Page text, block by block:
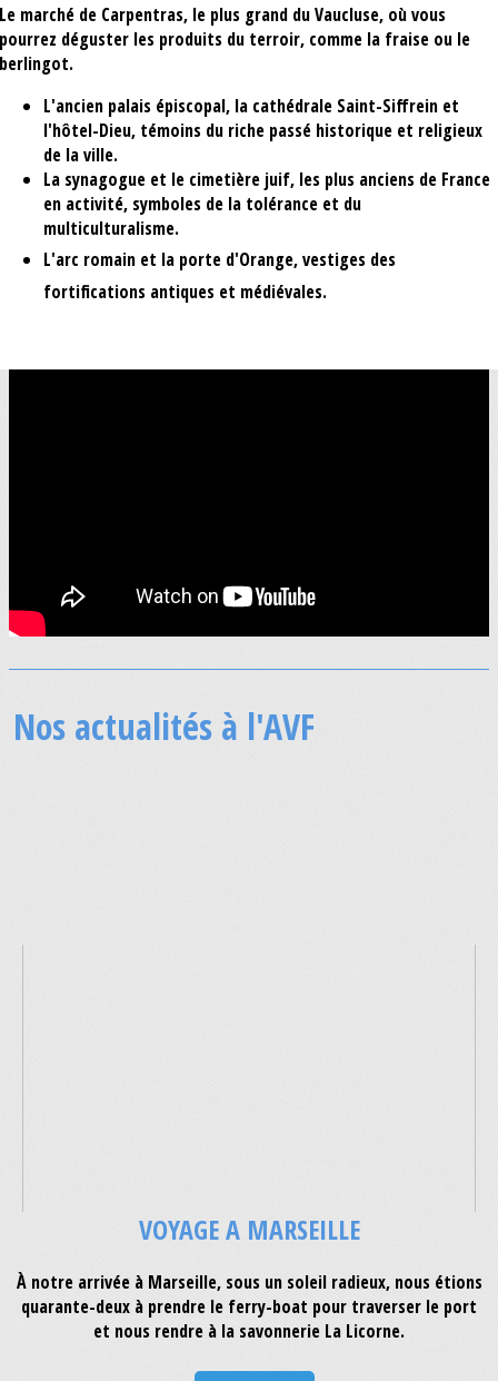
marché de Carpentras, le plus grand du Vaucluse, où vous
déguster les produits du terroir, comme la fraiseou le
L'ancien palais épiscopal, la cathédrale Saint-Siffrein et
l'hôtel-Dieu, témoins du riche passé historique et religieux
de la ville.
La synagogue et le cimetière juif, les plus anciens de France
en activité, symboles de la tolérance et du
multiculturalisme.
L'arc romain et la porte d'Orange, vestiges des
fortifications antiques et médiévales.
Nos actualités à l'AVF
VOYAGE A MARSEILLE
À notre arrivée à Marseille, sous un soleil radieux, nous étions
quarante-deux à prendre le ferry-boat pour traverser le port
et nous rendre à la savonnerie La Licorne.